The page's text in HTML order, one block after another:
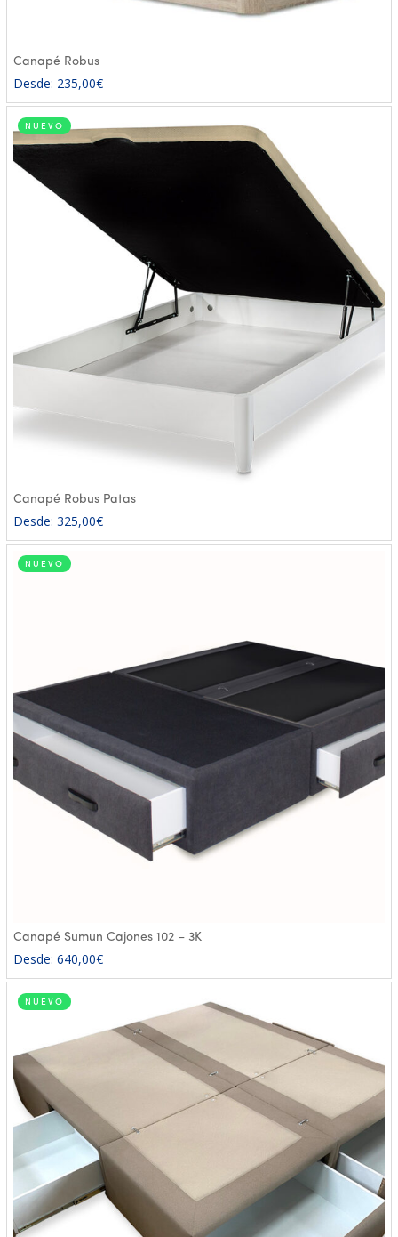
Canapé Robus
Desde: 235,00€
NUEVO
Canapé Robus Patas
Desde: 325,00€
NUEVO
Canapé Sumun Cajones 102 – 3K
Desde: 640,00€
NUEVO